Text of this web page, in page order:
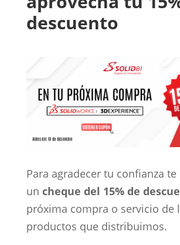
descuento
Para agradecer tu confianza
un cheque del 15% de
próxima compra o servicio de
productos que distribuimos.